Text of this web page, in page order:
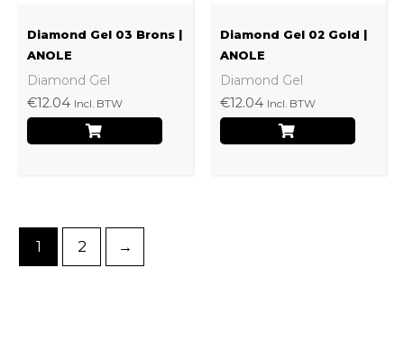
Diamond Gel 03 Brons |
ANOLE
Diamond Gel
€12.04 Incl. BTW
Diamond Gel 02 Gold |
ANOLE
Diamond Gel
€12.04 Incl. BTW
1 2 →